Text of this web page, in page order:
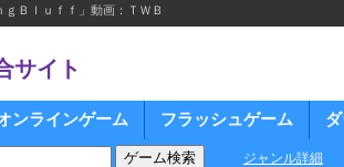
Ｂｌｕｆｆ」動画：ＴＷＢ
サイト
ンラインゲーム フラッシュゲーム
ジャンル詳細